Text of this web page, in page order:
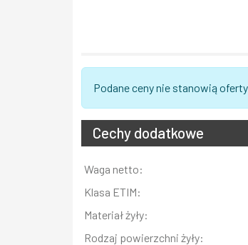
Podane ceny nie stanowią
Cechy dodatkowe
Informacja
Wartość
Waga netto:
Klasa ETIM:
Materiał żyły:
Rodzaj powierzchni żyły: